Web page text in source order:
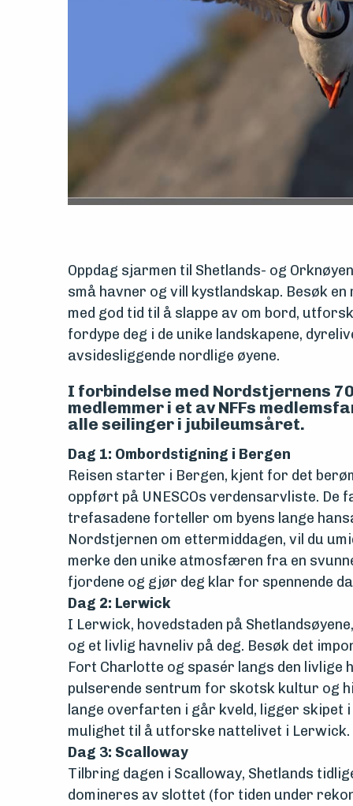
Oppdag sjarmen til Shetlands- og
små havner og vill kystlandskap. Besøk
med god tid til å slappe av om bord,
fordype deg i de unike landskapene,
avsidesliggende nordlige øyene.
I forbindelse med Nordstjernens
medlemmer i et av NFFs
alle seilinger i jubileumsåret.
Dag 1: Ombordstigning i Bergen
Reisen starter i Bergen, kjent for det
oppført på UNESCOs verdensarvliste. De
trefasadene forteller om byens lange
Nordstjernen om ettermiddagen, vil du
merke den unike atmosfæren fra en
fjordene og gjør deg klar for spennende
Dag 2: Lerwick
I Lerwick, hovedstaden på
og et livlig havneliv på deg. Besøk det
Fort Charlotte og spasér langs den livlige
pulserende sentrum for skotsk kultur og
lange overfarten i går kveld, ligger skipet
mulighet til å utforske nattelivet i Lerwick.
Dag 3: Scalloway
Tilbring dagen i Scalloway, Shetlands
domineres av slottet (for tiden under